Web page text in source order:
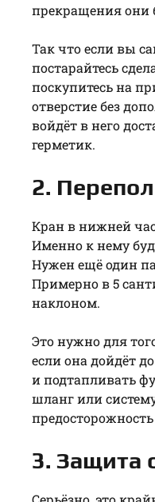
прекращения
Так что если вы
постарайтесь
поскупитесь на
отверстие без
войдёт в него
герметик.
2.
Кран в нижней
Именно к нему
Нужен ещё один
Примерно в 5
наклоном.
Это нужно для
если она дойдёт
и подтапливать
шланг или
3. Защита